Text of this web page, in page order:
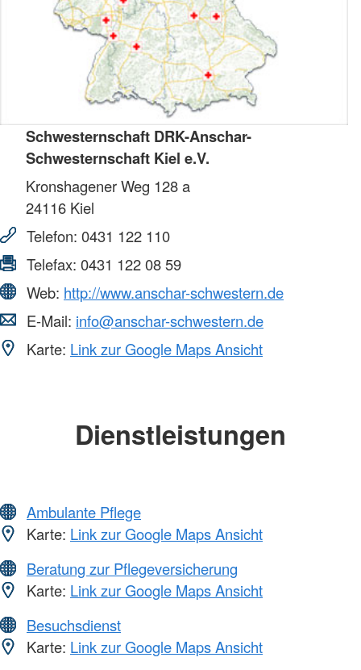
Schwesternschaft DRK-Anschar-
Schwesternschaft Kiel e.V.
Kronshagener Weg 128 a
24116 Kiel
Telefon: 0431 122 110
Telefax: 0431 122 08 59
Web: http://www.anschar-schwestern.de
E-Mail: info@anschar-schwestern.de
Karte: Link zur Google Maps Ansicht
Dienstleistungen
Ambulante Pflege
Karte: Link zur Google Maps Ansicht
Beratung zur Pflegeversicherung
Karte: Link zur Google Maps Ansicht
Besuchsdienst
Karte: Link zur Google Maps Ansicht